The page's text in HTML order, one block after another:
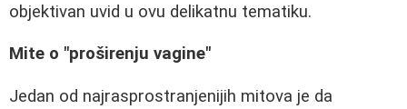
objektivan uvid u ovu delikatnu tematiku.
Mite o "proširenju vagine"
Jedan od najrasprostranjenijih mitova je da